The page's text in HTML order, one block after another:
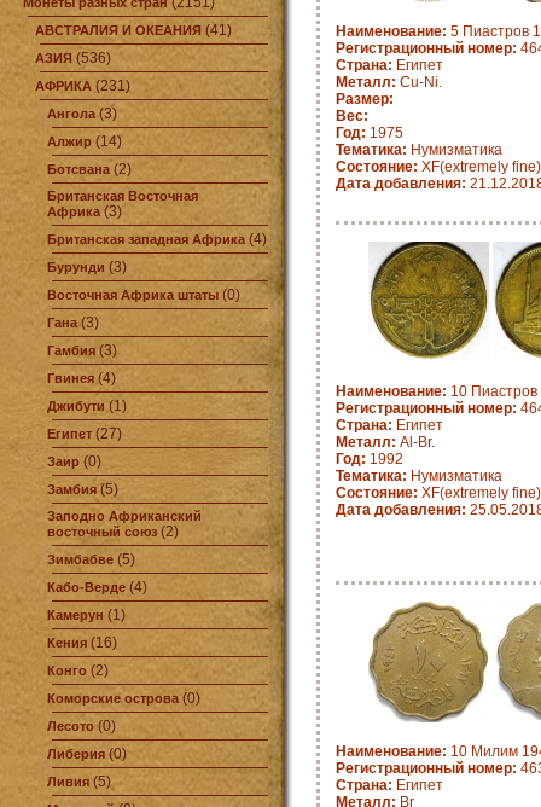
АВСТРАЛИЯ И ОКЕАНИЯ (41)
АЗИЯ (536)
АФРИКА (231)
Ангола(3)
Алжир (14)
Ботсвана (2)
Британская Восточная
Африка (3)
Британская западная Африка (4)
Бурунди (3)
Восточная Африка штаты (0)
Гана(3)
Гамбия (3)
Гвинея (4)
Джибути (1)
Египет (27)
Заир (0)
Замбия (5)
Заподно Африканский
восточный союз (2)
Зимбабве (5)
Кабо-Верде (4)
Камерун (1)
Кения (16)
Конго (2)
Коморские острова(0)
Лесото (0)
Либерия (0)
Ливия (5)
Наименование: 5 Пиастров
Регистрационный номер:
Страна: Египет
Металл: Cu-Ni.
Размер:
Вес:
Год: 1975
Тематика: Нумизматика
Состояние: XF(extremely fine)
Дата добавления:
Наименование: 10 Пиастров
Регистрационный номер:
Страна: Египет
Металл: Al-Br.
Год: 1992
Тематика: Нумизматика
Состояние: XF(extremely fine)
Дата добавления:
Наименование: 10 Милим
Регистрационный номер:
Страна: Египет
Металл: Br